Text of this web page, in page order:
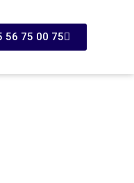
56 75 00 75